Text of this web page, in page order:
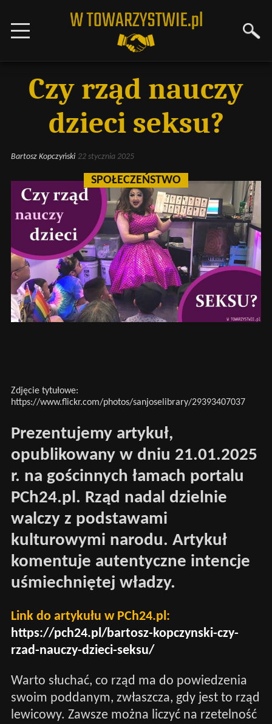
Czy rząd nauczy
dzieci seksu?
Bartosz Kopczyński 22 stycznia 2025
SPOŁECZEŃSTWO
Zdjęcie tytułowe:
https://www.flickr.com/photos/sanjoselibrary/29393407037
Prezentujemy artykuł,
opublikowany w dniu 21.01.2025
r. na gościnnych łamach portalu
PCh24.pl. Rząd nadal dzielnie
walczy z podstawami
kulturowymi narodu. Artykuł
komentuje autentyczne intencje
uśmiechniętej władzy.
Link do artykułu w PCh24.pl:
https://pch24.pl/bartosz-kopczynski-czy-
rzad-nauczy-dzieci-seksu/
Warto słuchać, co rząd ma do powiedzenia
swoim poddanym, zwłaszcza, gdy jest to rząd
lewicowy. Zawsze można liczyć na rzetelność